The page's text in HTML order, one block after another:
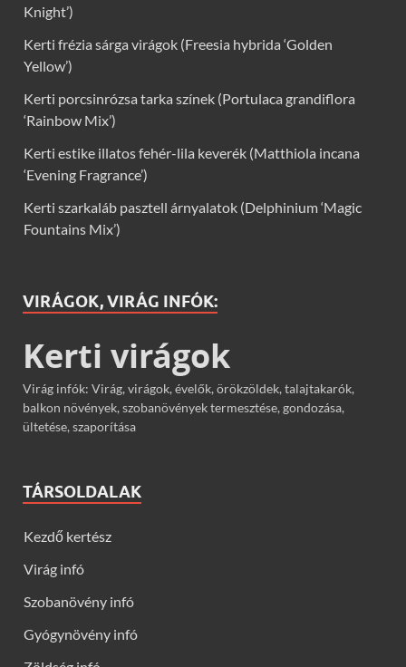
Knight’)
Kerti frézia sárga virágok (Freesia hybrida ‘Golden
Yellow’)
Kerti porcsinrózsa tarka színek (Portulaca grandiflora
‘Rainbow Mix’)
Kerti estike illatos fehér-lila keverék (Matthiola incana
‘Evening Fragrance’)
Kerti szarkaláb pasztell árnyalatok (Delphinium ‘Magic
Fountains Mix’)
VIRÁGOK, VIRÁG INFÓK:
Kerti virágok
Virág infók: Virág, virágok, évelők, örökzöldek, talajtakarók,
balkon növények, szobanövények termesztése, gondozása,
ültetése, szaporítása
TÁRSOLDALAK
Kezdő kertész
Virág infó
Szobanövény infó
Gyógynövény infó